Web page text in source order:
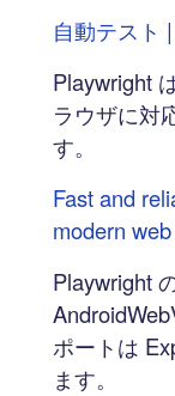
自動テスト
Playwright
ラウザに対
す。
Fast and
modern
Playwright
ポートは
ます。